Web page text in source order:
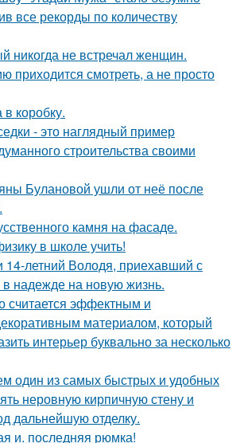
все рекорды по количеству
никогда не встречал женщин.
приходится смотреть, а не просто
коробку.
- это наглядный пример
строительства своими
Булановой ушли от неё после
камня на фасаде.
в школе учить!
14-летний Володя, приехавший с
надежде на новую жизнь.
считается эффектным и
материалом, который
интерьер буквально за несколько
один из самых быстрых и удобных
неровную кирпичную стену и
дальнейшую отделку.
и. последняя рюмка!